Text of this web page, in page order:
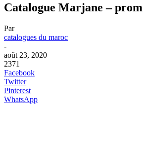
Catalogue Marjane –
Par
catalogues du maroc
-
août 23, 2020
2371
Facebook
Twitter
Pinterest
WhatsApp